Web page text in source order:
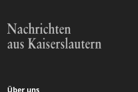
Über uns